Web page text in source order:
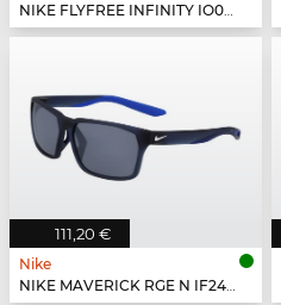
NIKE FLYFREE INFINITY IO0099X - 010
111,20 €
Nike
NIKE MAVERICK RGE N IF2488X - 410